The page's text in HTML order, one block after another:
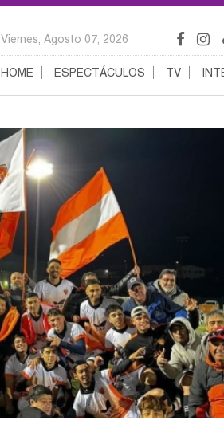
Viernes, Agosto 07, 2026
HOME ESPECTÁCULOS TV